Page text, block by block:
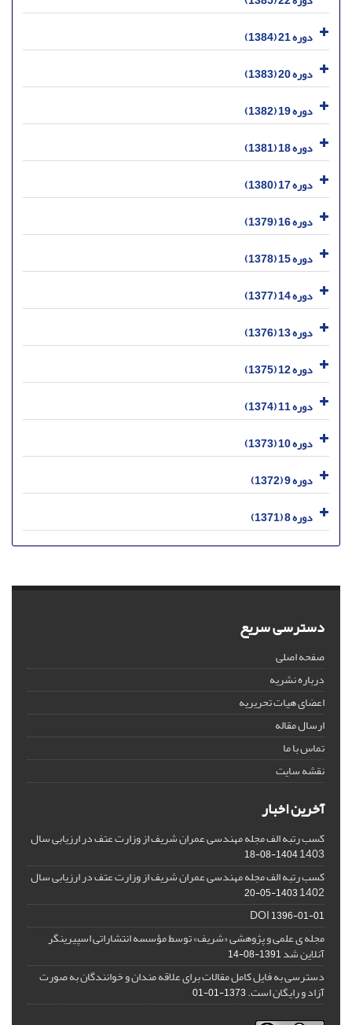
دوره 21 (1384)
دوره 20 (1383)
دوره 19 (1382)
دوره 18 (1381)
دوره 17 (1380)
دوره 16 (1379)
دوره 15 (1378)
دوره 14 (1377)
دوره 13 (1376)
دوره 12 (1375)
دوره 11 (1374)
دوره 10 (1373)
دوره 9 (1372)
دوره 8 (1371)
دسترسی سریع
صفحه اصلی
درباره نشریه
اعضای هیات تحریریه
ارسال مقاله
تماس با ما
نقشه سایت
آخرین اخبار
کسب رتبه الف مجله مهندسی عمران شریف از وزارت عتف در ارزیابی سال
1403
1404-08-18
کسب رتبه الف مجله مهندسی عمران شریف از وزارت عتف در ارزیابی سال
1402
1403-05-20
DOI1396-01-01
مجله ی علمی و پژوهشی «شریف» توسط مؤسسه انتشاراتی اسپیرینگر
آنلاین شد1391-08-14
دسترسی به فایل کامل مقالات برای علاقه مندان و خوانندگان به صورت
آزاد و رایگان است.1373-01-01